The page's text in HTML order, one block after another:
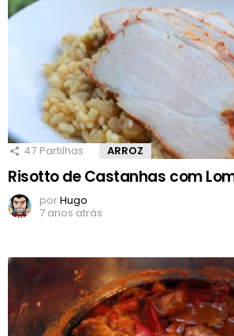
47 Partilhas ARROZ
Risotto de Castanhas com
porHugo
7 anos atrás